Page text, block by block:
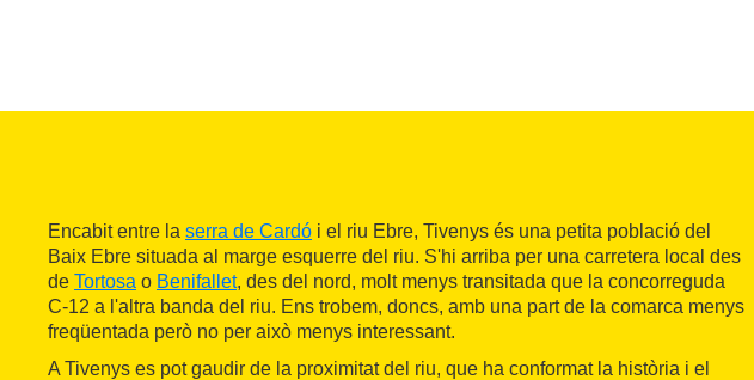
Encabit entre la serra de Cardó i el riu Ebre, Tivenys és una petita població del
Baix Ebre situada al marge esquerre del riu. S'hi arriba per una carretera local des
de Tortosa o Benifallet, des del nord, molt menys transitada que la concorreguda
C-12 a l'altra banda del riu. Ens trobem, doncs, amb una part de la comarca menys
freqüentada però no per això menys interessant.
A Tivenys es pot gaudir de la proximitat del riu, que ha conformat la història i el